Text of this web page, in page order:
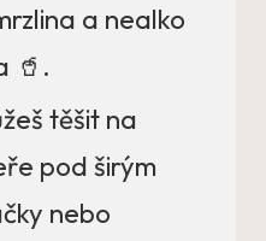
a nealko
🥤.
těšit na
pod širým
nebo